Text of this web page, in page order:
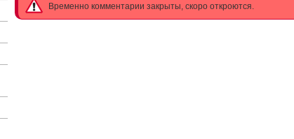
Временно комментарии закрыты, скоро откроются.